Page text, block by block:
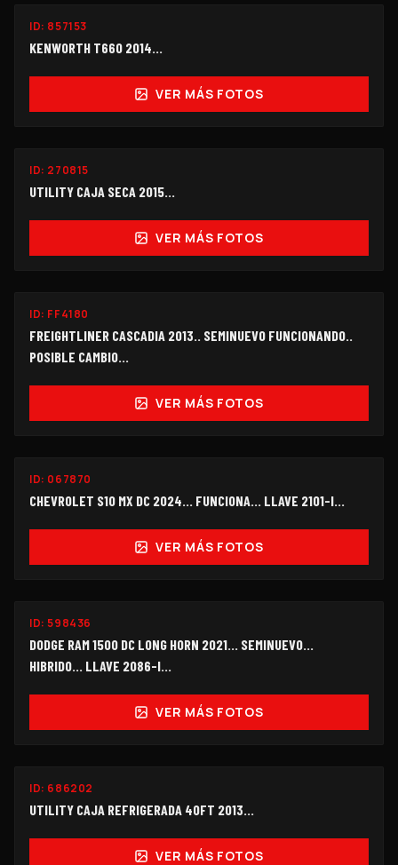
ID: 857153
KENWORTH T660 2014…
VER MÁS FOTOS
ID: 270815
UTILITY CAJA SECA 2015...
VER MÁS FOTOS
ID: FF4180
FREIGHTLINER CASCADIA 2013.. SEMINUEVO FUNCIONANDO..
POSIBLE CAMBIO...
VER MÁS FOTOS
ID: 067870
CHEVROLET S10 MX DC 2024... FUNCIONA... LLAVE 2101-I...
VER MÁS FOTOS
ID: 598436
DODGE RAM 1500 DC LONG HORN 2021... SEMINUEVO...
HIBRIDO… LLAVE 2086-I...
VER MÁS FOTOS
ID: 686202
UTILITY CAJA REFRIGERADA 40FT 2013...
VER MÁS FOTOS